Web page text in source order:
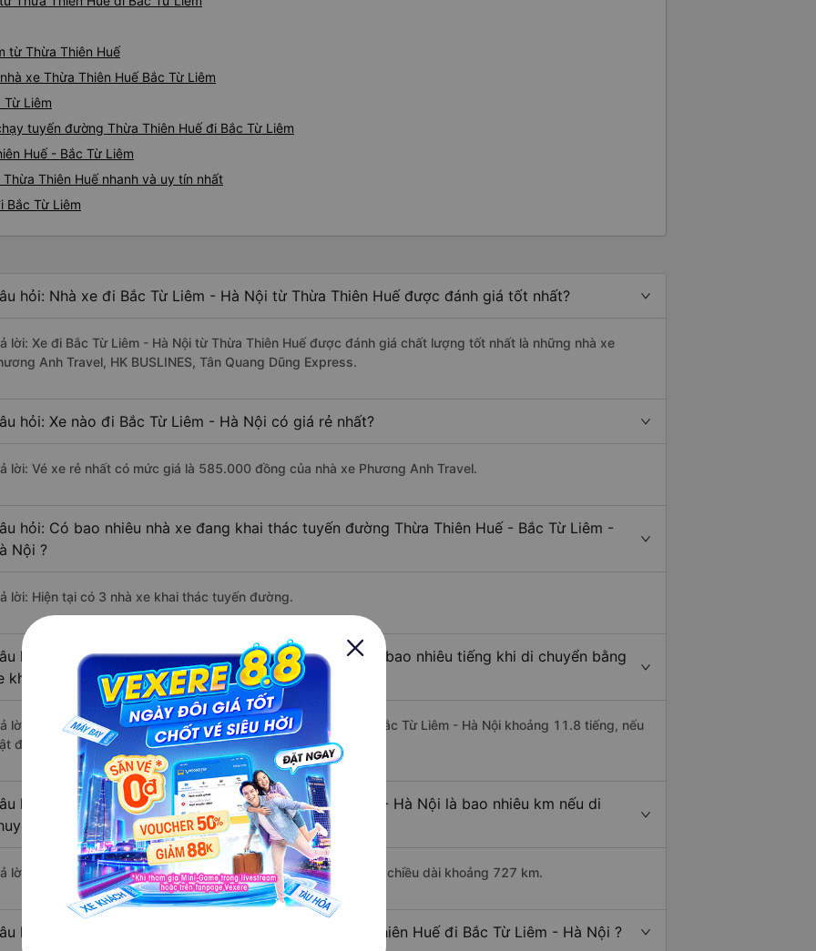
từ Thừa Thiên Huế
xe Thừa Thiên Huế Bắc Từ Liêm
Từ Liêm
tuyến đường Thừa Thiên Huế đi Bắc Từ Liêm
Huế - Bắc Từ Liêm
Thiên Huế nhanh và uy tín nhất
Bắc Từ Liêm
hỏi: Nhà xe đi Bắc Từ Liêm - Hà Nội từ Thừa Thiên Huế được đánh giá tốt nhất?
lời: Xe đi Bắc Từ Liêm - Hà Nội từ Thừa Thiên Huế được đánh giá chất lượng tốt nhất là những nhà xe
Anh Travel, HK BUSLINES, Tân Quang Dũng Express.
hỏi: Xe nào đi Bắc Từ Liêm - Hà Nội có giá rẻ nhất?
lời: Vé xe rẻ nhất có mức giá là 585.000 đồng của nhà xe Phương Anh Travel.
hỏi: Có bao nhiêu nhà xe đang khai thác tuyến đường Thừa Thiên Huế - Bắc Từ Liêm -
Nội ?
lời: Hiện tại có 3 nhà xe khai thác tuyến đường.
hỏi: Từ Thừa Thiên Huế đi Bắc Từ Liêm - Hà Nội mất bao nhiêu tiếng khi di chuyển bằng
khách?
lời: Thời gian di chuyển bằng xe khách từ Thừa Thiên Huế đi Bắc Từ Liêm - Hà Nội khoảng 11.8 tiếng, nếu
độ giao thông thuận lợi.
hỏi: Khoảng cách từ Thừa Thiên Huế đi Bắc Từ Liêm - Hà Nội là bao nhiêu km nếu di
bằng xe khách?
lời: Đoạn đường đi Bắc Từ Liêm - Hà Nội từ Thừa Thiên Huế có chiều dài khoảng 727 km.
hỏi: Mỗi ngày có bao nhiêu chuyến xe khách Thừa Thiên Huế đi Bắc Từ Liêm - Hà Nội ?